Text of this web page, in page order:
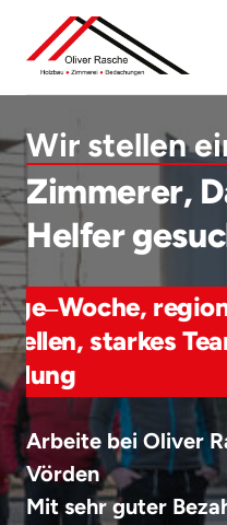
Wir stellen
Zimmerer,
Helfer
regionale
Team, Top
Arbeite bei Oliver
Vörden
Mit sehr guter